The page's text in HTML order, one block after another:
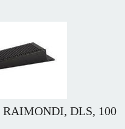
DLS, 100